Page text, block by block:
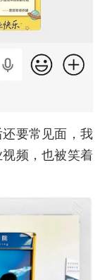
要常见面，我
频，也被笑着